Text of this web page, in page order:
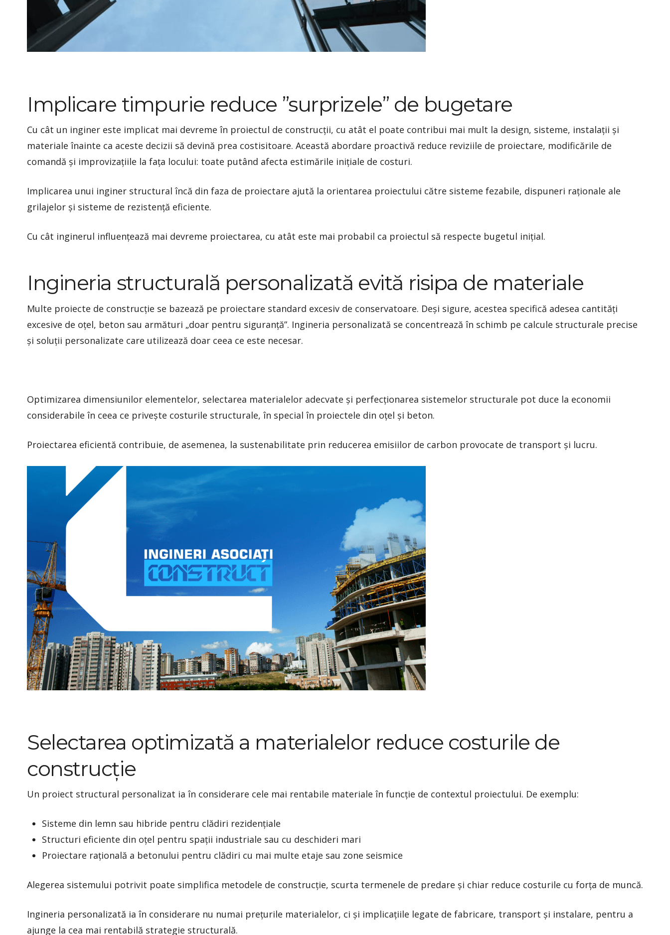
Implicare timpurie reduce ”surprizele” de bugetare
Cu cât un inginer este implicat mai devreme în proiectul de construcții, cu atât el poate contribui mai mult la design, sisteme, instalații și
materiale înainte ca aceste decizii să devină prea costisitoare. Această abordare proactivă reduce reviziile de proiectare, modificările de
comandă și improvizațiile la fața locului: toate putând afecta estimările inițiale de costuri.
Implicarea unui inginer structural încă din faza de proiectare ajută la orientarea proiectului către sisteme fezabile, dispuneri raționale ale
grilajelor și sisteme de rezistență eficiente.
Cu cât inginerul influențează mai devreme proiectarea, cu atât este mai probabil ca proiectul să respecte bugetul inițial.
Ingineria structurală personalizată evită risipa de materiale
Multe proiecte de construcție se bazează pe proiectare standard excesiv de conservatoare. Deși sigure, acestea specifică adesea cantități
excesive de oțel, beton sau armături „doar pentru siguranță”. Ingineria personalizată se concentrează în schimb pe calcule structurale precise
și soluții personalizate care utilizează doar ceea ce este necesar.
Optimizarea dimensiunilor elementelor, selectarea materialelor adecvate și perfecționarea sistemelor structurale pot duce la economii
considerabile în ceea ce privește costurile structurale, în special în proiectele din oțel și beton.
Proiectarea eficientă contribuie, de asemenea, la sustenabilitate prin reducerea emisiilor de carbon provocate de transport și lucru.
Selectarea optimizată a materialelor reduce costurile de
construcție
Un proiect structural personalizat ia în considerare cele mai rentabile materiale în funcție de contextul proiectului. De exemplu:
Sisteme din lemn sau hibride pentru clădiri rezidențiale
Structuri eficiente din oțel pentru spații industriale sau cu deschideri mari
Proiectare rațională a betonului pentru clădiri cu mai multe etaje sau zone seismice
Alegerea sistemului potrivit poate simplifica metodele de construcție, scurta termenele de predare și chiar reduce costurile cu forța de muncă.
Ingineria personalizată ia în considerare nu numai prețurile materialelor, ci și implicațiile legate de fabricare, transport și instalare, pentru a
ajunge la cea mai rentabilă strategie structurală.